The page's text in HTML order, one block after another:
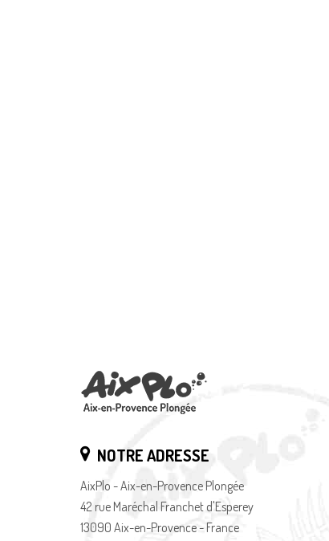
NOTRE ADRESSE
AixPlo - Aix-en-Provence Plongée
42 rue Maréchal Franchet d'Esperey
13090 Aix-en-Provence - France